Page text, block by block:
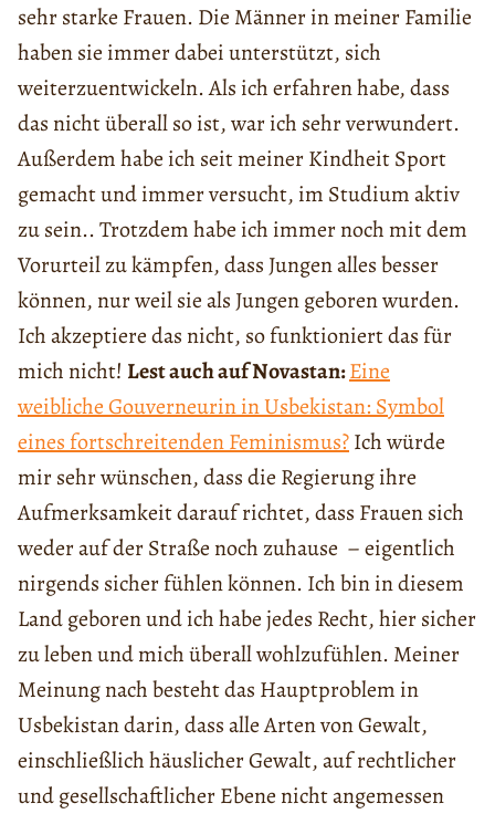
sehr starke Frauen. Die Männer in meiner Familie
haben sie immer dabei unterstützt, sich
weiterzuentwickeln. Als ich erfahren habe, dass
das nicht überall so ist, war ich sehr verwundert.
Außerdem habe ich seit meiner Kindheit Sport
gemacht und immer versucht, im Studium aktiv
zu sein.. Trotzdem habe ich immer noch mit dem
Vorurteil zu kämpfen, dass Jungen alles besser
können, nur weil sie als Jungen geboren wurden.
Ich akzeptiere das nicht, so funktioniert das für
mich nicht! Lest auch auf Novastan:Eine
weibliche Gouverneurin in Usbekistan: Symbol
eines fortschreitenden Feminismus?Ich würde
mir sehr wünschen, dass die Regierung ihre
Aufmerksamkeit darauf richtet, dass Frauen sich
weder auf der Straße noch zuhause – eigentlich
nirgends sicher fühlen können. Ich bin in diesem
Land geboren und ich habe jedes Recht, hier sicher
zu leben und mich überall wohlzufühlen. Meiner
Meinung nach besteht das Hauptproblem in
Usbekistan darin, dass alle Arten von Gewalt,
einschließlich häuslicher Gewalt, auf rechtlicher
und gesellschaftlicher Ebene nicht angemessen